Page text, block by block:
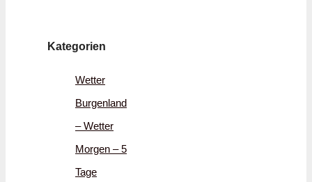
Kategorien
Wetter
Burgenland
– Wetter
Morgen – 5
Tage